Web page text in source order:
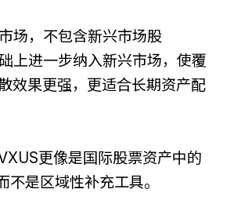
场，不包含新兴市场股
上进一步纳入新兴市场，使覆
效果更强，更适合长期资产配
更像是国际股票资产中的
不是区域性补充工具。